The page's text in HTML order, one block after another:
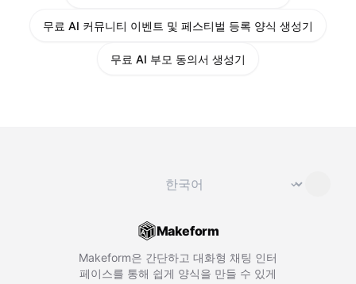
무료 AI 커뮤니티 이벤트 및 페스티벌 등록 양식 생성기
무료 AI 부모 동의서 생성기
⌄
Makeform
Makeform은 간단하고 대화형 채팅 인터
페이스를 통해 쉽게 양식을 만들 수 있게